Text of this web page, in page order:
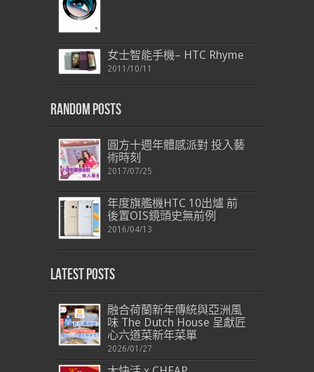
女士智能手機– HTC Rhyme
2011/10/11
Random Posts
圓方十週年體感派對 投入藝
術時刻
2017/07/25
年度旗艦機HTC 10出爐 前
後置OIS鏡頭史無前例
2016/04/13
Latest Posts
融合荷蘭新年傳統與亞洲風
味 The Dutch House 呈獻匠
心六道菜新年菜單
2026/01/27